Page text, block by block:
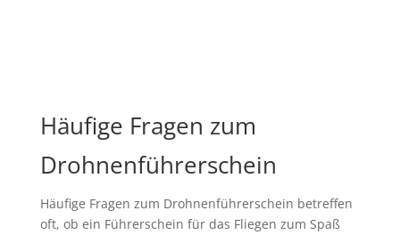
Häufige Fragen zum
Drohnenführerschein
Häufige Fragen zum Drohnenführerschein betreffen
oft, ob ein Führerschein für das Fliegen zum Spaß